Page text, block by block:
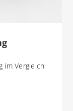
im Vergleich